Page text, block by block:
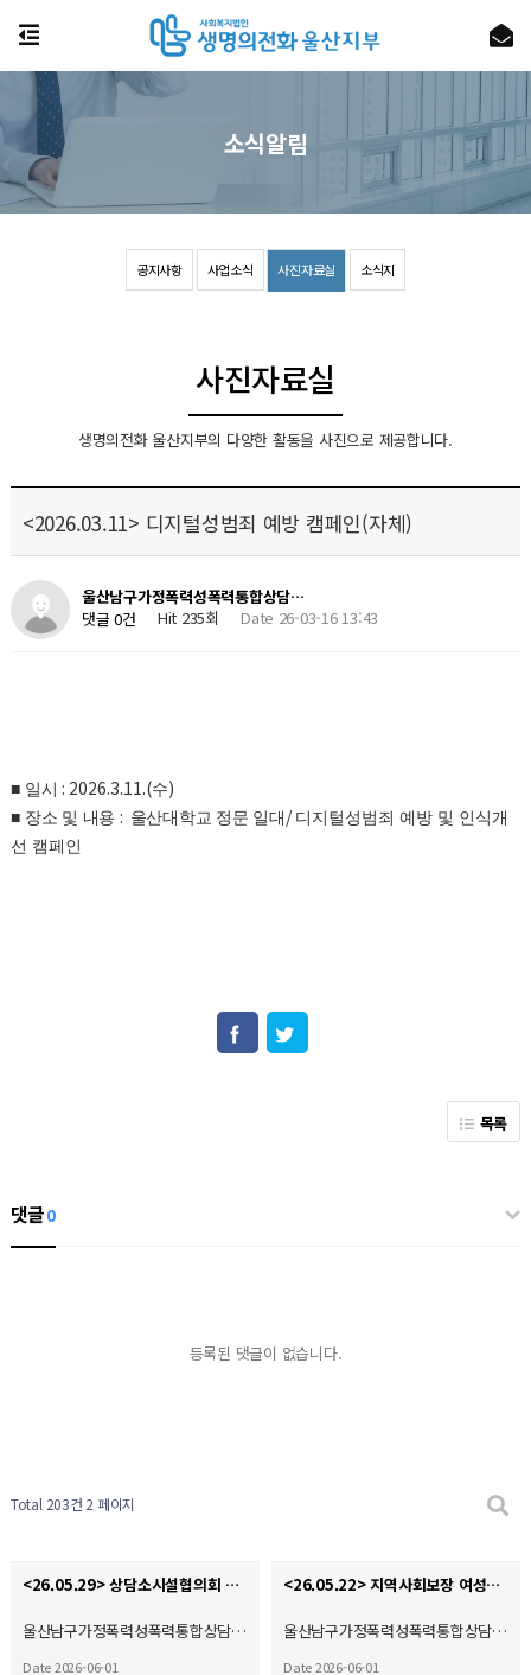
공지사항 사업소식 사진자료실 소식지
소식알림
사진자료실
생명의전화 울산지부의 다양한 활동을 사진으로 제공합니다.
<2026.03.11> 디지털성범죄 예방 캠페인(자체)
울산남구가정폭력성폭력통합상담…
댓글 0건
Hit 235회 Date 26-03-16 13:43
■ 일시 : 2026.3.11.(수)
■ 장소 및 내용 : 울산대학교 정문 일대 / 디지털성범죄 예방 및 인식개
선 캠페인
목록
댓글0
등록된 댓글이 없습니다.
Total 203건 2 페이지
<26.05.29> 상담소시설협의회 사업 간담회
울산남구가정폭력성폭력통합상담…
Date 2026-06-01
<26.05.22> 지역사회보장 여성분과 회의
울산남구가정폭력성폭력통합상담…
Date 2026-06-01